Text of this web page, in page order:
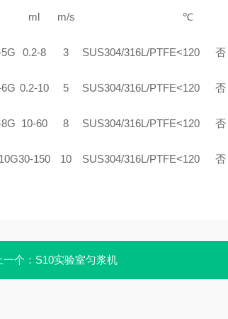
ml m/s ℃
0.2-8 3 SUS304/316L/PTFE<120 否
0.2-10 5 SUS304/316L/PTFE<120 否
10-60 8 SUS304/316L/PTFE<120 否
30-150 10 SUS304/316L/PTFE<120 否
一个： S10实验室匀浆机